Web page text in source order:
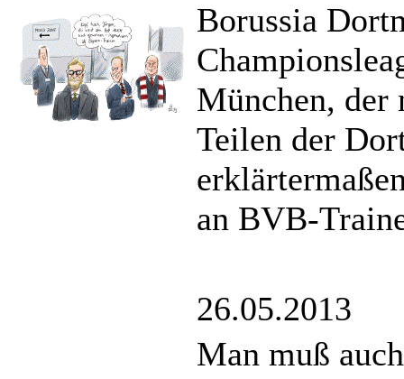
Borussia
München, der
Teilen der
an BVB-
26.05.2013
Man muß